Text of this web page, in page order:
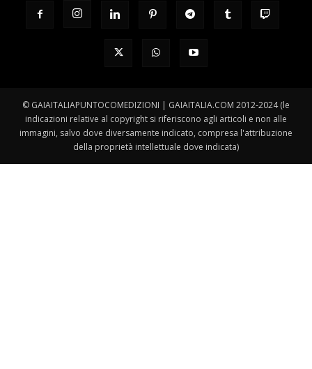
© GAIAITALIAPUNTOCOMEDIZIONI | GAIAITALIA.COM 2012-2024 (le
indicazioni relative al copyright si riferiscono agli articoli e non alle
immagini, salvo dove diversamente indicato, compresa l'attribuzione
della proprietà intellettuale dove indicata)